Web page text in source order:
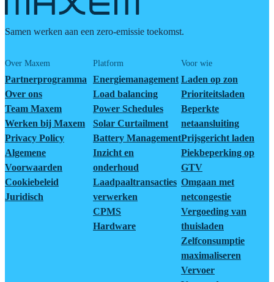
Samen werken aan een zero-emissie toekomst.
Over Maxem
Partnerprogramma
Over ons
Team Maxem
Werken bij Maxem
Privacy Policy
Algemene
Voorwaarden
Cookiebeleid
Juridisch
Platform
Energiemanagement
Load balancing
Power Schedules
Solar Curtailment
Battery Management
Inzicht en
onderhoud
Laadpaaltransacties
verwerken
CPMS
Hardware
Voor wie
Laden op zon
Prioriteitsladen
Beperkte
netaansluiting
Prijsgericht laden
Piekbeperking op
GTV
Omgaan met
netcongestie
Vergoeding van
thuisladen
Zelfconsumptie
maximaliseren
Vervoer